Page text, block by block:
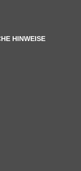
HINWEISE